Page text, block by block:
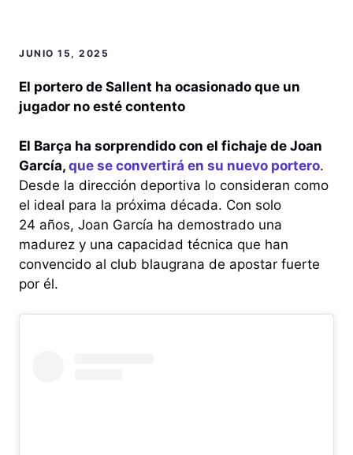
JUNIO 15, 2025
El portero de Sallent ha ocasionado que un
jugador no esté contento
El Barça ha sorprendido con el fichaje de Joan
García, que se convertirá en su nuevo portero.
Desde la dirección deportiva lo consideran como
el ideal para la próxima década. Con solo
24 años, Joan García ha demostrado una
madurez y una capacidad técnica que han
convencido al club blaugrana de apostar fuerte
por él.